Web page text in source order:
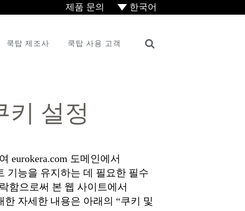
제품 문의 한국어
Français
쿡탑 제조사 쿡탑 사용 고객
키 설정
eurokera.com 도메인에서
기능을 유지하는 데 필요한 필수
함으로써 본 웹 사이트에서
자세한 내용은 아래의 “쿠키 및